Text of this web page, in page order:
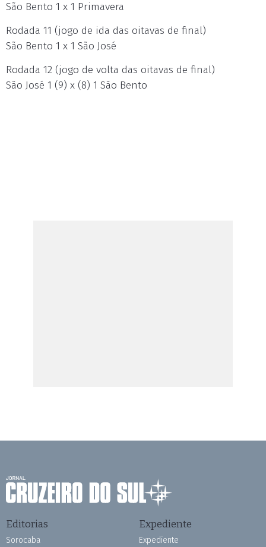
São Bento 1 x 1 Primavera
Rodada 11 (jogo de ida das oitavas de final)
São Bento 1 x 1 São José
Rodada 12 (jogo de volta das oitavas de final)
São José 1 (9) x (8) 1 São Bento
Editorias
Sorocaba
Expediente
Expediente